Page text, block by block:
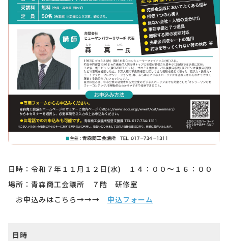
日時：令和７年１１ 月１２日(水) １４：００～１６：００
場所：青森商工会議所 ７階 研修室
お申込みはこちら→→→ 申込フォーム
日時